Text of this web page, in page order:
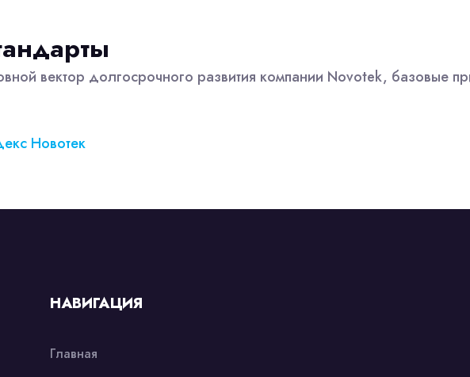
вектор долгосрочного развития компании Novotek, базовые
Новотек
НАВИГАЦИЯ
Главная